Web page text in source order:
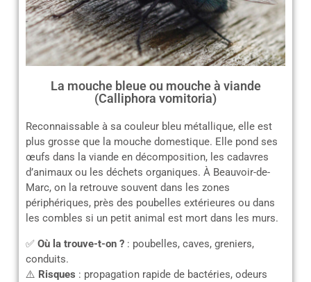
La mouche bleue ou mouche à viande
(Calliphora vomitoria)
Reconnaissable à sa couleur bleu métallique, elle est
plus grosse que la mouche domestique. Elle pond ses
œufs dans la viande en décomposition, les cadavres
d’animaux ou les déchets organiques. À Beauvoir-de-
Marc, on la retrouve souvent dans les zones
périphériques, près des poubelles extérieures ou dans
les combles si un petit animal est mort dans les murs.
✅ Où la trouve-t-on ? : poubelles, caves, greniers,
conduits.
⚠️ Risques : propagation rapide de bactéries, odeurs